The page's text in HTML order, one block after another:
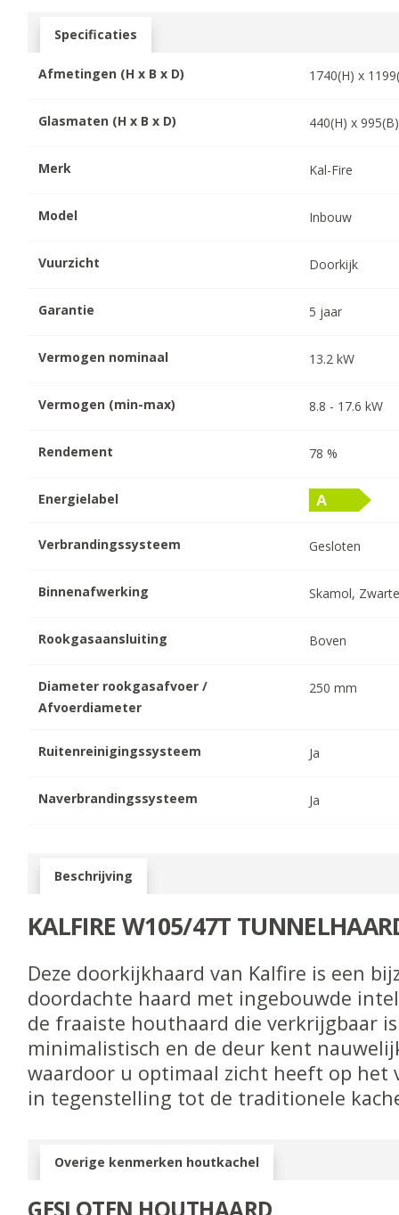
Specificaties
Afmetingen (H x B x D) 1740(H) x 1199
Glasmaten (H x B x D) 440(H) x995
Merk Kal-Fire
Model Inbouw
Vuurzicht Doorkijk
Garantie 5 jaar
Vermogen nominaal 13.2 kW
Vermogen (min-max) 8.8 - 17.6 kW
Rendement 78 %
Energielabel
Verbrandingssysteem Gesloten
Binnenafwerking Skamol,
Rookgasaansluiting Boven
Diameter rookgasafvoer /
Afvoerdiameter
250 mm
Ruitenreinigingssysteem Ja
Naverbrandingssysteem Ja
Beschrijving
KALFIRE W105/47T
Deze doorkijkhaard van Kalfire is een
doordachte haard met ingebouwde
de fraaiste houthaard die verkrijgbaar
minimalistisch en de deur kent
waardoor u optimaal zicht heeft op het
in tegenstelling tot de traditionele
Overige kenmerken houtkachel